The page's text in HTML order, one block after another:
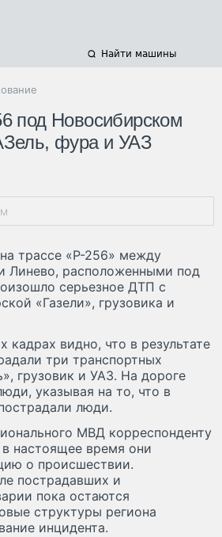
Найти машины
под Новосибирском
фура и УАЗ
трассе «Р-256» между
Линево, расположенными под
серьезное ДТП с
«Газели», грузовика и
кадрах видно, что в результате
три транспортных
грузовик и УАЗ. На дороге
указывая на то, что в
люди.
МВД корреспонденту
настоящее время они
о происшествии.
пострадавших и
пока остаются
структуры региона
инцидента.